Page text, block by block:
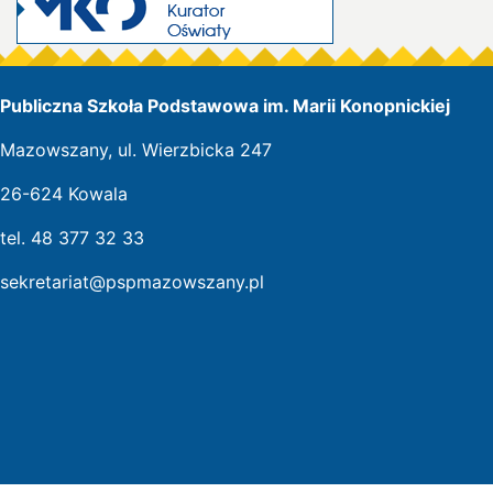
Publiczna Szkoła Podstawowa im. Marii Konopnickiej
Mazowszany, ul. Wierzbicka 247
26-624 Kowala
tel. 48 377 32 33
sekretariat@pspmazowszany.pl